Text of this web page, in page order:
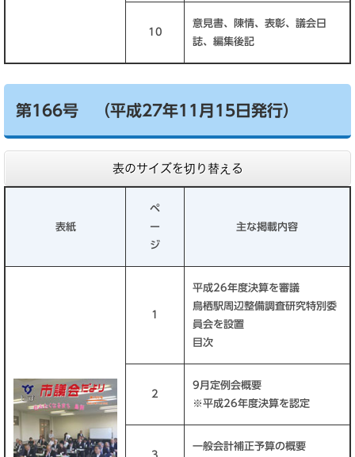
10
意見書、陳情、表彰、議会日
誌、編集後記
第166号 （平成27年11月15日発行）
表のサイズを切り替える
表紙
ペ
ー
ジ
主な掲載内容
1
平成26年度決算を審議
鳥栖駅周辺整備調査研究特別委
員会を設置
目次
2
9月定例会概要
※平成26年度決算を認定
一般会計補正予算の概要